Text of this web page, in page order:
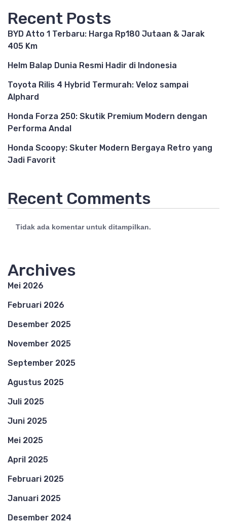
Recent Posts
BYD Atto 1 Terbaru: Harga Rp180 Jutaan & Jarak
405 Km
Helm Balap Dunia Resmi Hadir di Indonesia
Toyota Rilis 4 Hybrid Termurah: Veloz sampai
Alphard
Honda Forza 250: Skutik Premium Modern dengan
Performa Andal
Honda Scoopy: Skuter Modern Bergaya Retro yang
Jadi Favorit
Recent Comments
Tidak ada komentar untuk ditampilkan.
Archives
Mei 2026
Februari 2026
Desember 2025
November 2025
September 2025
Agustus 2025
Juli 2025
Juni 2025
Mei 2025
April 2025
Februari 2025
Januari 2025
Desember 2024